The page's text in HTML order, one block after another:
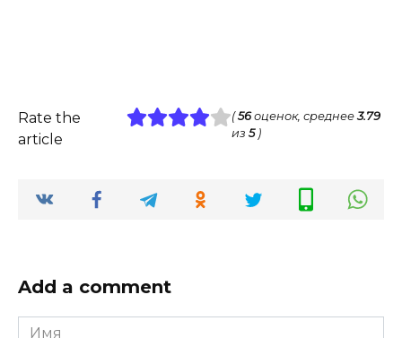
Rate the
article
(56оценок, среднее3.79
из 5)
Add a comment
Имя